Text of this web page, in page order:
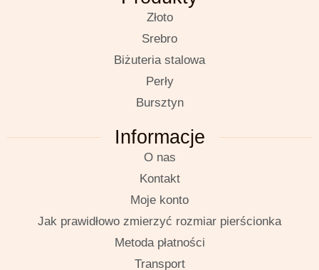
Złoto
Srebro
Biżuteria stalowa
Perły
Bursztyn
Informacje
O nas
Kontakt
Moje konto
Jak prawidłowo zmierzyć rozmiar pierścionka
Metoda płatności
Transport